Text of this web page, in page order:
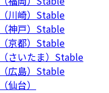
崎） Stable
戸） Stable
都） Stable
いたま） Stable
島） Stable
台）